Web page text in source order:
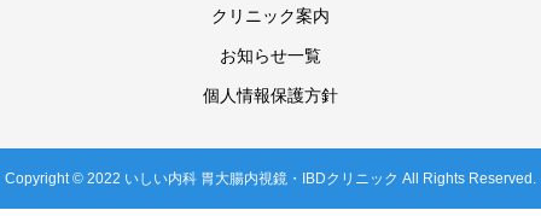
クリニック案内
お知らせ一覧
個人情報保護方針
Copyright © 2022 いしい内科 胃大腸内視鏡・IBDクリニック All Rights Reserved.